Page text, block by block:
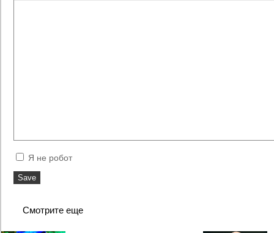
Я не робот
Смотрите еще